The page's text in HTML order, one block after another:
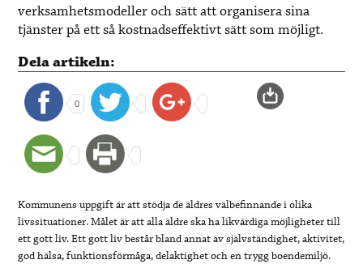
verksamhetsmodeller och sätt att organisera sina
tjänster på ett så kostnadseffektivt sätt som möjligt.
Dela artikeln:
0
Kommunens uppgift är att stödja de äldres välbefinnande i olika
livssituationer. Målet är att alla äldre ska ha likvärdiga möjligheter till
ett gott liv. Ett gott liv består bland annat av självständighet, aktivitet,
god hälsa, funktionsförmåga, delaktighet och en trygg boendemiljö.